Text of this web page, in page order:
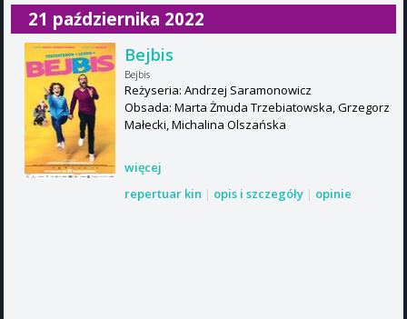
21 października 2022
Bejbis
Bejbis
Reżyseria: Andrzej Saramonowicz
Obsada: Marta Żmuda Trzebiatowska, Grzegorz
Małecki, Michalina Olszańska
więcej
repertuar kin | opis i szczegóły | opinie